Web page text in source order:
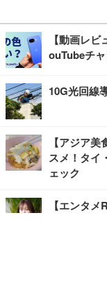
【動画レ
ouTubeチ
10G光回線
【アジア
スメ！タイ
ェック
【エンタ